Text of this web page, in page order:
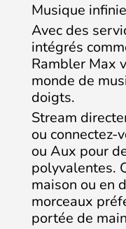
Musique
Avec des
intégrés
Rambler Max
monde de
doigts.
Stream
ou connectez-
ou Aux pour
polyvalentes.
maison ou en
morceaux
portée de